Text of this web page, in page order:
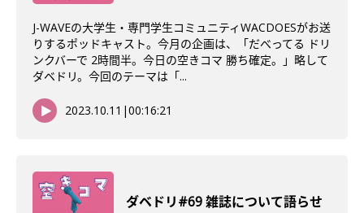
J-WAVEの大学生・専門学生コミュニティWACDOESがお送
りするポッドキャスト。今月の企画は、「だべってる ドリ
ンクバーで 2時間半。今日の空きコマ 勝ち確定。」略して
ダベドリ。今回のテーマは「...
2023.10.11 |00:16:21
ダベドリ#69 雑誌について語らせ